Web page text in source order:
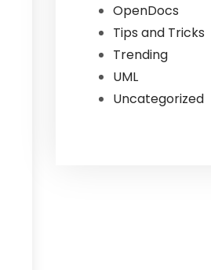
OpenDocs
Tips and Tricks
Trending
UML
Uncategorized